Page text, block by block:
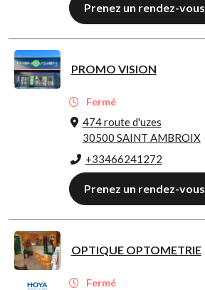
Prenez un rendez-vous
PROMO VISION
Fermé
474 route d'uzes
30500 SAINT AMBROIX
+33466241272
Prenez un rendez-vous
OPTIQUE OPTOMETRIE
Fermé